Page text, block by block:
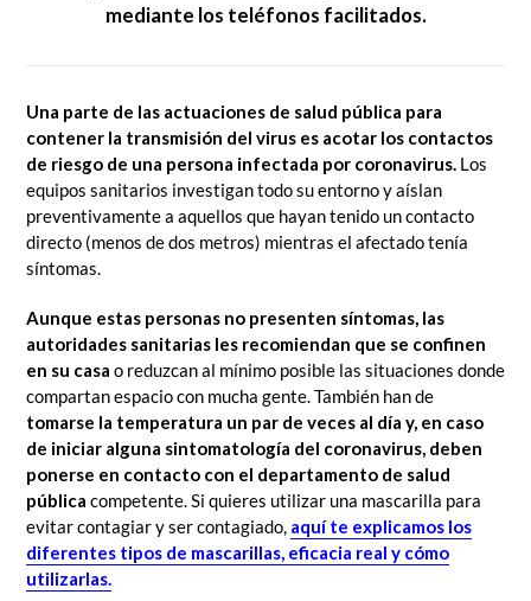
mediante los teléfonos facilitados.
Una parte de las actuaciones de salud pública para
contener la transmisión del virus es acotar los contactos
de riesgo de una persona infectada por coronavirus. Los
equipos sanitarios investigan todo su entorno y aíslan
preventivamente a aquellos que hayan tenido un contacto
directo (menos de dos metros) mientras el afectado tenía
síntomas.
Aunque estas personas no presenten síntomas, las
autoridades sanitarias les recomiendan que se confinen
en su casa o reduzcan al mínimo posible las situaciones donde
compartan espacio con mucha gente. También han de
tomarse la temperatura un par de veces al día y, en caso
de iniciar alguna sintomatología del coronavirus, deben
ponerse en contacto con el departamento de salud
pública competente. Si quieres utilizar una mascarilla para
evitar contagiar y ser contagiado, aquí te explicamos los
diferentes tipos de mascarillas, eficacia real y cómo
utilizarlas.